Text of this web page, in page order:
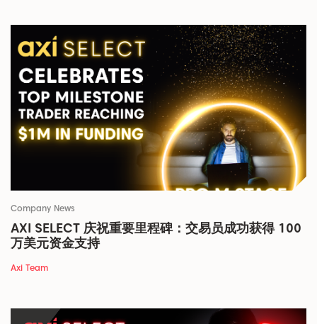
Company News
AXI SELECT 庆祝重要里程碑：交易员成功获得 100
万美元资金支持
Axi Team